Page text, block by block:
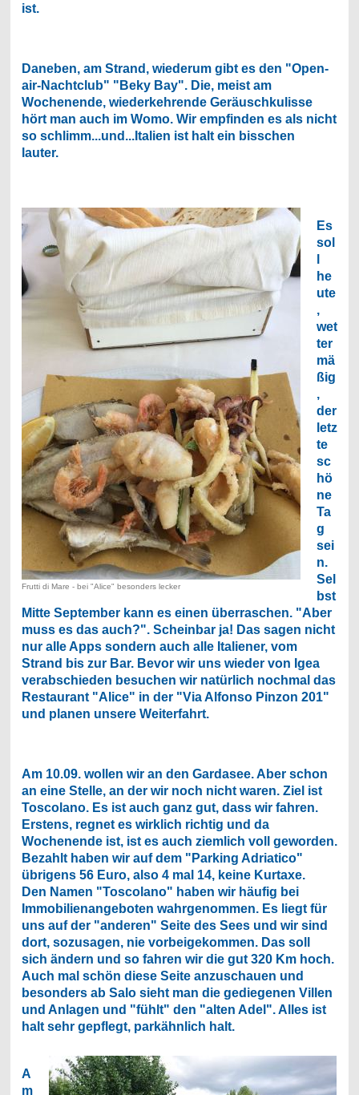
ist.
Daneben, am Strand, wiederum gibt es den "Open-
air-Nachtclub" "Beky Bay". Die, meist am
Wochenende, wiederkehrende Geräuschkulisse
hört man auch im Womo. Wir empfinden es als nicht
so schlimm...und...Italien ist halt ein bisschen
lauter.
Frutti di Mare - bei "Alice" besonders lecker
Es
sol
he
ute
,
wet
ter
mä
ßig
,
der
letz
te
sc
hö
ne
Ta
g
sei
n.
Sel
bst
Mitte September kann es einen überraschen. "Aber
muss es das auch?". Scheinbar ja! Das sagen nicht
nur alle Apps sondern auch alle Italiener, vom
Strand bis zur Bar. Bevor wir uns wieder von Igea
verabschieden besuchen wir natürlich nochmal das
Restaurant "Alice" in der "Via Alfonso Pinzon 201"
und planen unsere Weiterfahrt.
Am 10.09. wollen wir an den Gardasee. Aber schon
an eine Stelle, an der wir noch nicht waren. Ziel ist
Toscolano. Es ist auch ganz gut, dass wir fahren.
Erstens, regnet es wirklich richtig und da
Wochenende ist, ist es auch ziemlich voll geworden.
Bezahlt haben wir auf dem "Parking Adriatico"
übrigens 56 Euro, also 4 mal 14, keine Kurtaxe.
Den Namen "Toscolano" haben wir häufig bei
Immobilienangeboten wahrgenommen. Es liegt für
uns auf der "anderen" Seite des Sees und wir sind
dort, sozusagen, nie vorbeigekommen. Das soll
sich ändern und so fahren wir die gut 320 Km hoch.
Auch mal schön diese Seite anzuschauen und
besonders ab Salo sieht man die gediegenen Villen
und Anlagen und "fühlt" den "alten Adel". Alles ist
halt sehr gepflegt, parkähnlich halt.
A
m